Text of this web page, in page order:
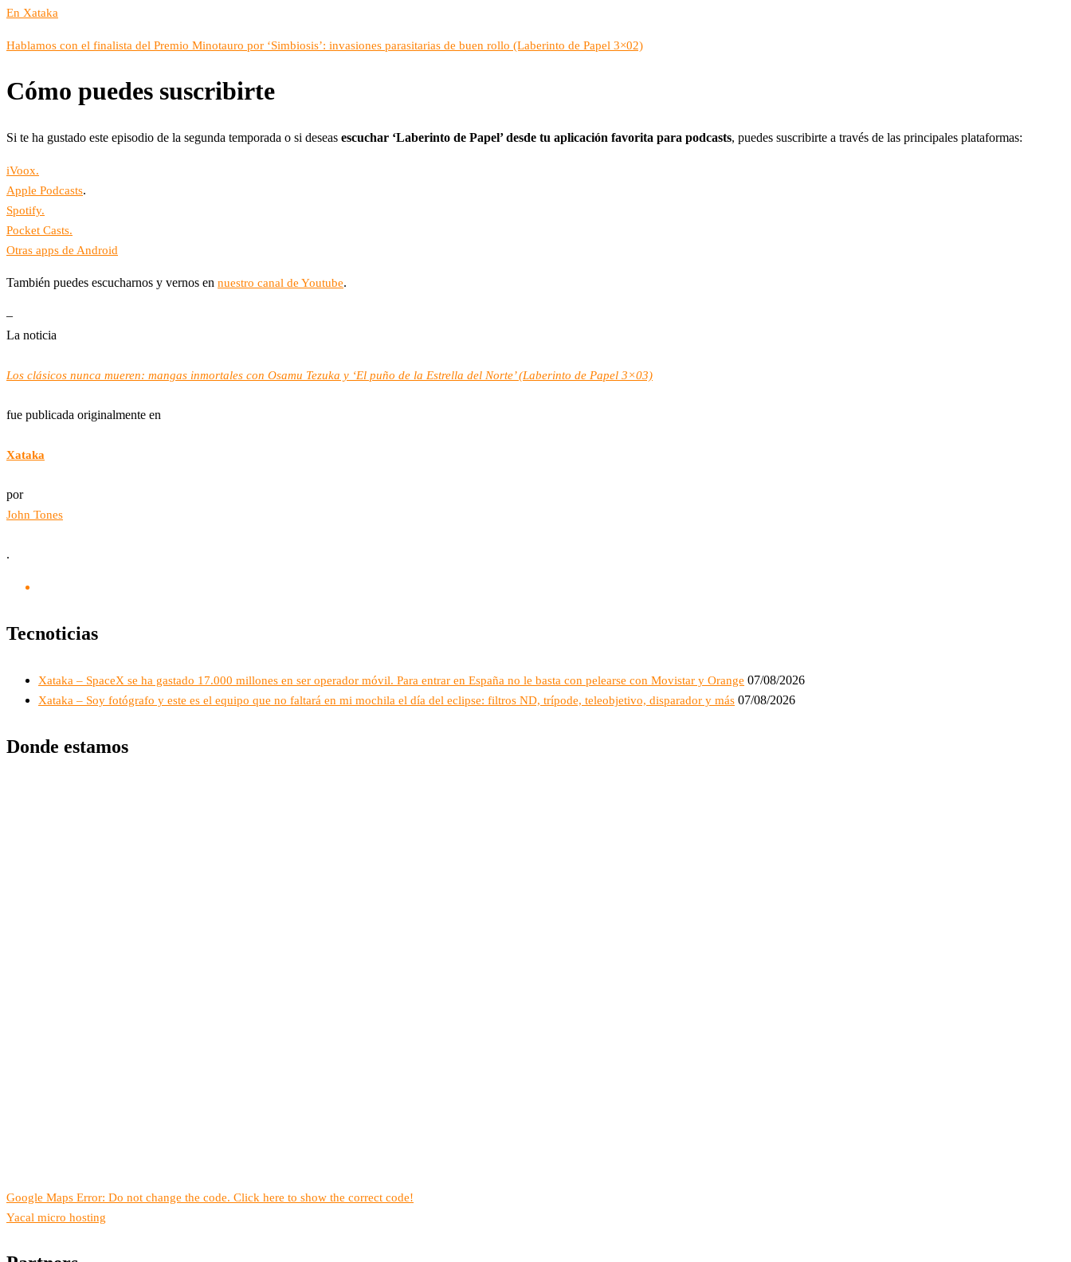
En Xataka
Hablamos con el finalista del Premio Minotauro por ‘Simbiosis’: invasiones parasitarias de buen rollo (Laberinto de Papel 3×02)
Cómo puedes suscribirte
Si te ha gustado este episodio de la segunda temporada o si deseas escuchar ‘Laberinto de Papel’ desde tu aplicación favorita para podcasts, puedes suscribirte a través de las principales plataformas:
iVoox.
Apple Podcasts.
Spotify.
Pocket Casts.
Otras apps de Android
También puedes escucharnos y vernos en nuestro canal de Youtube.
–
La noticia
Los clásicos nunca mueren: mangas inmortales con Osamu Tezuka y ‘El puño de la Estrella del Norte’ (Laberinto de Papel 3×03)
fue publicada originalmente en
Xataka
por
John Tones
.
Tecnoticias
Xataka – SpaceX se ha gastado 17.000 millones en ser operador móvil. Para entrar en España no le basta con pelearse con Movistar y Orange 07/08/2026
Xataka – Soy fotógrafo y este es el equipo que no faltará en mi mochila el día del eclipse: filtros ND, trípode, teleobjetivo, disparador y más 07/08/2026
Donde estamos
Google Maps Error: Do not change the code. Click here to show the correct code!
Yacal micro hosting